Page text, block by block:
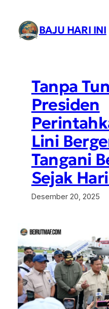
konten
BAJU HARI INI
Tanpa
Presiden
Lini
Tangani
Sejak
Desember 20, 2025